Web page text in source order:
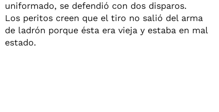
uniformado, se defendió con dos disparos.
Los peritos creen que el tiro no salió del arma
de ladrón porque ésta era vieja y estaba en mal
estado.